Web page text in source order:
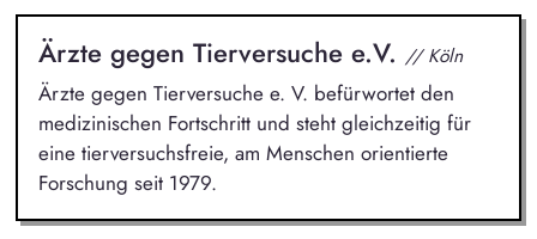
Ärzte gegen Tierversuche e.V. // Köln
Ärzte gegen Tierversuche e. V. befürwortet den
medizinischen Fortschritt und steht gleichzeitig für
eine tierversuchsfreie, am Menschen orientierte
Forschung seit 1979.